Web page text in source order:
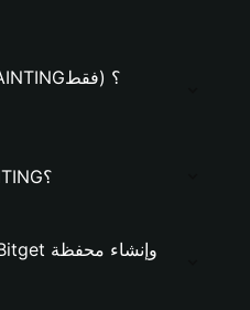
ما هي أفضل محفظة PAINTING؟